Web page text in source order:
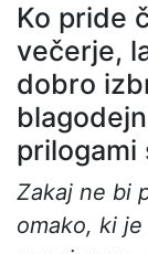
Ko pride
večerje,
dobro
prilogami
Zakaj ne bi
omako, ki